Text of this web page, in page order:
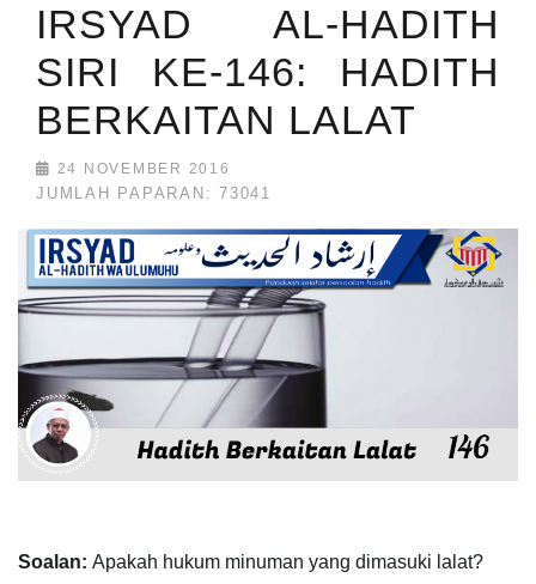
IRSYAD AL-HADITH
SIRI KE-146: HADITH
BERKAITAN LALAT
24 NOVEMBER 2016
JUMLAH PAPARAN: 73041
Soalan: Apakah hukum minuman yang dimasuki lalat?